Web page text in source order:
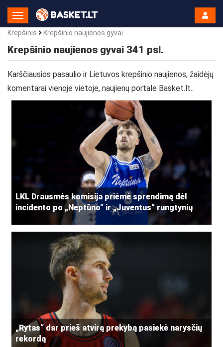
Toggle
Navigation
Krepšinis
Krepšinio naujienos gyvai
Krepšinio naujienos gyvai 341 psl.
Karščiausios pasaulio ir Lietuvos krepšinio naujienos, žaidėjų
komentarai vienoje vietoje, naujienų portale Basket.lt..
LKL Drausmės komisija priėmė sprendimą dėl
incidento po „Neptūno“ ir „Juventus“ rungtynių
„Rytas“ dar prieš atvirą prekybą pasiekė narysčių
rekordą